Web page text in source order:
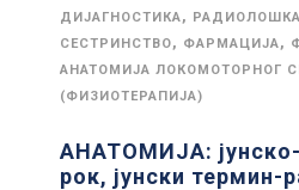
ДИЈАГНОСТИКА,
СЕСТРИНСТВО, ФАРМАЦИЈА,
АНАТОМИЈА ЛОКОМОТОРНОГ
(ФИЗИОТЕРАПИЈА)
АНАТОМИЈА: јунско-
рок, јунски термин-